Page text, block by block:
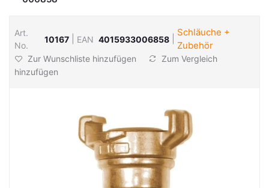
Art.
No.
10167 EAN 4015933006858
Schläuche +
Zubehör
Zur Wunschliste hinzufügen
Zum Vergleich
hinzufügen